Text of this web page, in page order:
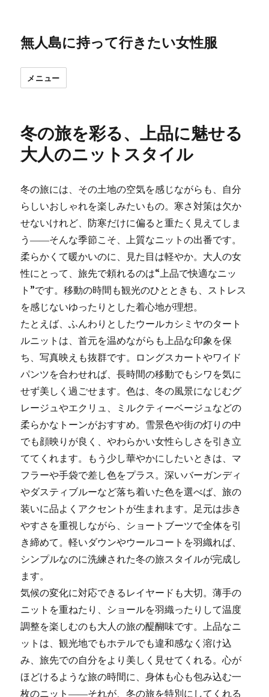
無人島に持って行きたい女性服
メニュー
冬の旅を彩る、上品に魅せる
大人のニットスタイル
冬の旅には、その土地の空気を感じながらも、自分
らしいおしゃれを楽しみたいもの。寒さ対策は欠か
せないけれど、防寒だけに偏ると重たく見えてしま
う――そんな季節こそ、上質なニットの出番です。
柔らかくて暖かいのに、見た目は軽やか。大人の女
性にとって、旅先で頼れるのは“上品で快適なニッ
ト”です。移動の時間も観光のひとときも、ストレス
を感じないゆったりとした着心地が理想。
たとえば、ふんわりとしたウールカシミヤのタート
ルニットは、首元を温めながらも上品な印象を保
ち、写真映えも抜群です。ロングスカートやワイド
パンツを合わせれば、長時間の移動でもシワを気に
せず美しく過ごせます。色は、冬の風景になじむグ
レージュやエクリュ、ミルクティーベージュなどの
柔らかなトーンがおすすめ。雪景色や街の灯りの中
でも顔映りが良く、やわらかい女性らしさを引き立
ててくれます。もう少し華やかにしたいときは、マ
フラーや手袋で差し色をプラス。深いバーガンディ
やダスティブルーなど落ち着いた色を選べば、旅の
装いに品よくアクセントが生まれます。足元は歩き
やすさを重視しながら、ショートブーツで全体を引
き締めて。軽いダウンやウールコートを羽織れば、
シンプルなのに洗練された冬の旅スタイルが完成し
ます。
気候の変化に対応できるレイヤードも大切。薄手の
ニットを重ねたり、ショールを羽織ったりして温度
調整を楽しむのも大人の旅の醍醐味です。上品なニ
ットは、観光地でもホテルでも違和感なく溶け込
み、旅先での自分をより美しく見せてくれる。心が
ほどけるような旅の時間に、身体も心も包み込む一
枚のニット――それが、冬の旅を特別にしてくれる